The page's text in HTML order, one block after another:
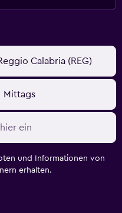
Calabria (REG)
Mittags
und Informationen von
erhalten.